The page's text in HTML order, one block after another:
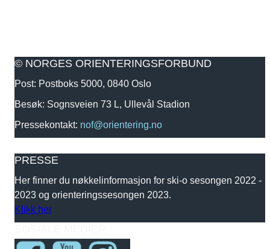
© NORGES ORIENTERINGSFORBUND
Post: Postboks 5000, 0840 Oslo
Besøk: Sognsveien 73 L, Ullevål Stadion
Pressekontakt: nof@orientering.no
PRESSE
Her finner du nøkkelinformasjon for ski-o sesongen 2022 -
2023 og orienteringssesongen 2023.
Klikk her